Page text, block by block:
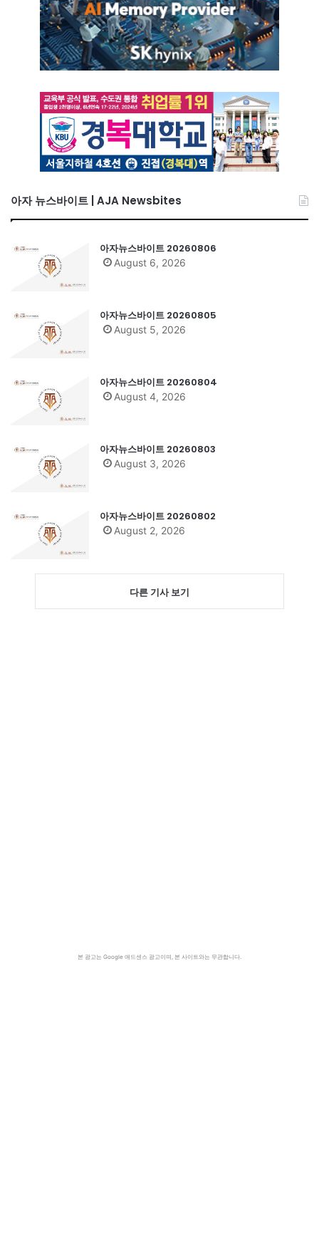
아자 뉴스바이트 | AJA Newsbites
아자뉴스바이트 20260806
August 6, 2026
아자뉴스바이트 20260805
August 5, 2026
아자뉴스바이트 20260804
August 4, 2026
아자뉴스바이트 20260803
August 3, 2026
아자뉴스바이트 20260802
August 2, 2026
다른 기사 보기
본 광고는 Google 애드센스 광고이며, 본 사이트와는 무관합니다.